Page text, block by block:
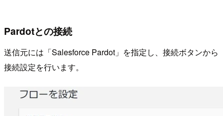
Pardotとの接続
送信元には「Salesforce Pardot」を指定し、接続ボタンから
接続設定を行います。